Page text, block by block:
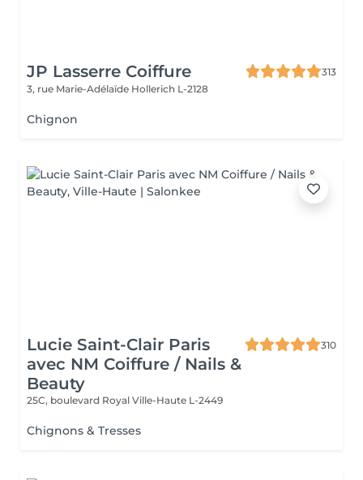
JP Lasserre Coiffure
313
3, rue Marie-Adélaïde Hollerich L-2128
Chignon
Lucie Saint-Clair Paris
avec NM Coiffure / Nails &
Beauty
310
25C, boulevard Royal Ville-Haute L-2449
Chignons & Tresses